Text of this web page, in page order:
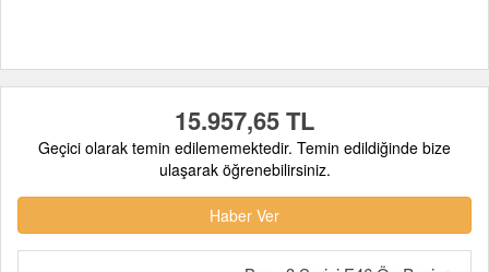
15.957,65 TL
Geçici olarak temin edilememektedir. Temin edildiğinde bize
ulaşarak öğrenebilirsiniz.
Haber Ver